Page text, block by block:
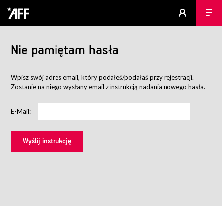
Nie pamiętam hasła
Wpisz swój adres email, który podałeś/podałaś przy rejestracji.
Zostanie na niego wysłany email z instrukcją nadania nowego hasła.
E-Mail: